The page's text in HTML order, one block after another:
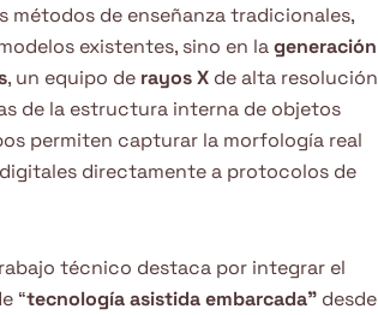
métodos de enseñanza tradicionales,
existentes, sino en lageneración
, un equipo de rayos X de alta resolución
de la estructura interna de objetos
permiten capturar la morfología real
directamente a protocolos de
técnico destaca por integrar el
“tecnología asistida embarcada” desde